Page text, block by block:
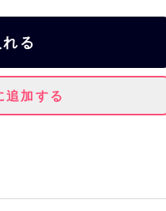
る
追加する
キーホルダーが登場！